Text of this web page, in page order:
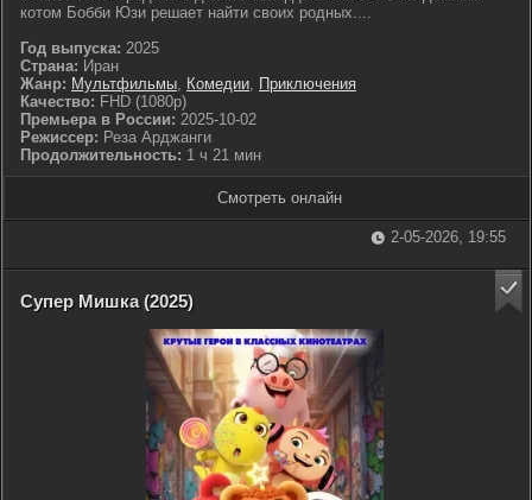
котом Бобби Юзи решает найти своих родных....
Год выпуска: 2025
Страна: Иран
Жанр: Мультфильмы, Комедии, Приключения
Качество: FHD (1080p)
Премьера в России: 2025-10-02
Режиссер: Реза Арджанги
Продолжительность: 1 ч 21 мин
Смотреть онлайн
2-05-2026, 19:55
Супер Мишка (2025)